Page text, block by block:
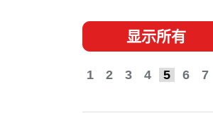
显示所有
1 2 3 4 5 6 7